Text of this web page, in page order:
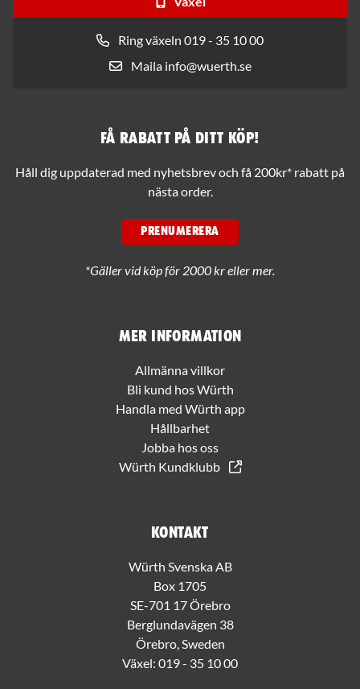
Ring växeln 019 - 35 10 00
Maila info@wuerth.se
Mer information
Allmänna villkor
Bli kund hos Würth
Handla med Würth app
Hållbarhet
Jobba hos oss
Würth Kundklubb
Kontakt
Würth Svenska AB
Box 1705
SE-701 17 Örebro
Berglundavägen 38
Örebro, Sweden
Växel: 019 - 35 10 00
Få rabatt på ditt köp!
Håll dig uppdaterad med nyhetsbrev och få 200kr* rabatt på
nästa order.
PRENUMERERA
*Gäller vid köp för 2000 kr eller mer.